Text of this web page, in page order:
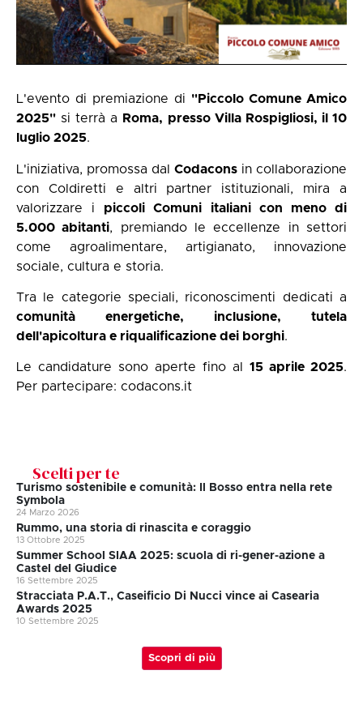
L'evento di premiazione di "Piccolo Comune Amico
2025" si terrà a
Roma, presso Villa Rospigliosi, il 10
luglio 2025.
L'iniziativa, promossa dal Codacons in collaborazione
con Coldiretti e altri partner istituzionali, mira a
valorizzare i piccoli Comuni italiani con meno di
5.000 abitanti, premiando le eccellenze in settori
come agroalimentare, artigianato, innovazione
sociale, cultura e storia.
Tra le categorie speciali, riconoscimenti dedicati a
comunità energetiche, inclusione, tutela
dell'apicoltura e riqualificazione dei borghi.
Le candidature sono aperte fino al 15 aprile 2025.
Per partecipare: codacons.it
Scelti per te
Turismo sostenibile e comunità: Il Bosso entra nella rete
Symbola
24 Marzo 2026
Rummo, una storia di rinascita e coraggio
13 Ottobre 2025
Summer School SIAA 2025: scuola di ri-gener-azione a
Castel del Giudice
16 Settembre 2025
Stracciata P.A.T., Caseificio Di Nucci vince ai Casearia
Awards 2025
10 Settembre 2025
Scopri di più